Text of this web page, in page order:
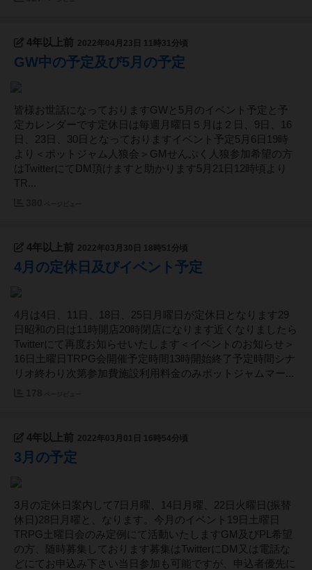
4年以上前 2022年04月23日 11時31分頃
GW中の予定及び5月の予定
皆様お世話になっておりますGWと5月のイベント予定と予
定カレンダーです定休日は毎週月曜日５月は２日、9日、16
日、23日、30日となっておりますイベント予定5月6日19時
より＜ポットジャム人狼会＞GMせんぷく人狼参加希望の方
はTwitterにてDM頂けますと助かります5月21日12時頃より
TR...
4年以上前 2022年03月30日 18時51分頃
4月の定休日及びイベント予定
4月は4日、11日、18日、25日月曜日が定休日となります29
日昭和の日は11時開店20時閉店になります近くなりましたら
Twitterにて再度お知らせいたします＜イベントのお知らせ＞
16日土曜日TRPG会開催予定時間13時開始終了予定時間シナ
リオ終わり次第参加費施設利用料金のみポットジャムマー...
4年以上前 2022年03月01日 16時54分頃
3月の予定
3月の定休日案内して7日月曜、14日月曜、22日火曜日(振替
休日)28日月曜と、なります。今月のイベント19日土曜日
TRPG土曜日会のみ定例にて活動いたしますGM及びPL希望
の方、随時募集しております募集はTwitterにDM又は電話な
どにてお申込み下さい当日参加も可能ですが、申込者優先に